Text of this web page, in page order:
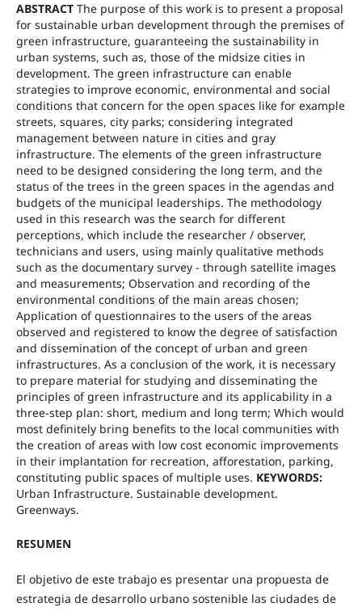
ABSTRACTThe purpose of this work is to present a proposal
for sustainable urban development through the premises of
green infrastructure, guaranteeing the sustainability in
urban systems, such as, those of the midsize cities in
development. The green infrastructure can enable
strategies to improve economic, environmental and social
conditions that concern for the open spaces like for example
streets, squares, city parks; considering integrated
management between nature in cities and gray
infrastructure. The elements of the green infrastructure
need to be designed considering the long term, and the
status of the trees in the green spaces in the agendas and
budgets of the municipal leaderships. The methodology
used in this research was the search for different
perceptions, which include the researcher / observer,
technicians and users, using mainly qualitative methods
such as the documentary survey - through satellite images
and measurements; Observation and recording of the
environmental conditions of the main areas chosen;
Application of questionnaires to the users of the areas
observed and registered to know the degree of satisfaction
and dissemination of the concept of urban and green
infrastructures. As a conclusion of the work, it is necessary
to prepare material for studying and disseminating the
principles of green infrastructure and its applicability in a
three-step plan: short, medium and long term; Which would
most definitely bring benefits to the local communities with
the creation of areas with low cost economic improvements
in their implantation for recreation, afforestation, parking,
constituting public spaces of multiple uses. KEYWORDS:
Urban Infrastructure. Sustainable development.
Greenways.
RESUMEN
El objetivo de este trabajo es presentar una propuesta de
estrategia de desarrollo urbano sostenible las ciudades de